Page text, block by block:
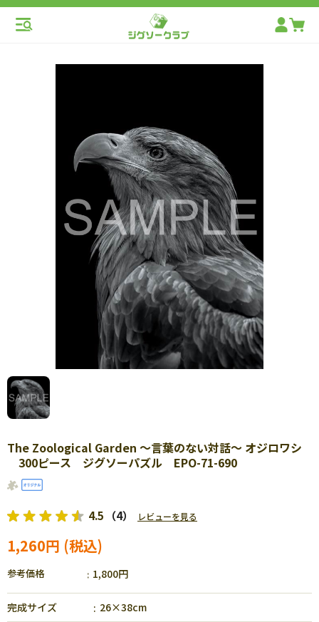
The Zoological Garden ～言葉のない対話～ オジロワシ
300ピース ジグソーパズル EPO-71-690
4.5 （4） レビューを見る
1,260円
参考価格 1,800円
完成サイズ 26×38cm